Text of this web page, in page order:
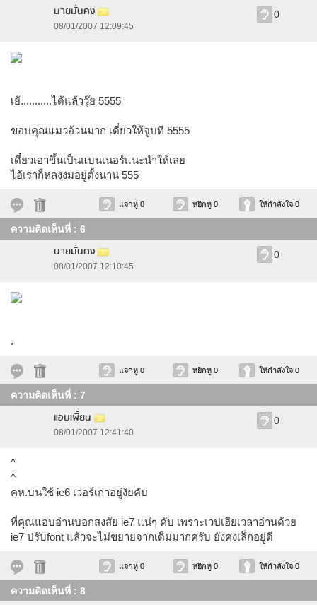
นายมั่นคง
08/01/2007 12:09:45
0
เย้...........ได้แล้ววุ๊ย 5555
ขอบคุณแมวอ้วนมาก เดี๋ยวให้จูบที 5555
เดี๋ยวเอาขึ้นเป็นแบนเนอร์แนะนำให้เลย
ไอ้เราก็หลงงมอยู่ตั้งนาน 555
แจกหู 0 หยิกหู 0 ให้กำลังใจ 0
ความคิดเห็นที่ : 6
นายมั่นคง
08/01/2007 12:10:45
0
.
แจกหู 0 หยิกหู 0 ให้กำลังใจ 0
ความคิดเห็นที่ : 7
แอบเพี้ยน
08/01/2007 12:41:40
0
^
^
คห.บนใช้ ie6 เวอร์เก่าอยู่งัยคับ
ที่คุณแอบอ่านบอกสงสัย ie7 แน่ๆ คับ เพราะเวปเฮียเวลาอ่านด้วย
ie7 ปรับfont แล้วจะไม่ขยายจากเดิมมากครับ ยังคงเล็กอยู่ดี
แจกหู 0 หยิกหู 0 ให้กำลังใจ 0
ความคิดเห็นที่ : 8